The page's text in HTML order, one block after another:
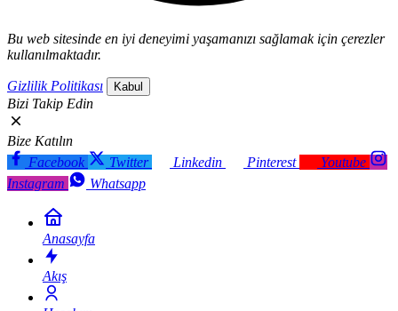
Bu web sitesinde en iyi deneyimi yaşamanızı sağlamak için çerezler
kullanılmaktadır.
Gizlilik Politikası Kabul
Bizi Takip Edin
Bize Katılın
Facebook
Twitter Linkedin Pinterest
Youtube
Instagram
Whatsapp
Anasayfa
Akış